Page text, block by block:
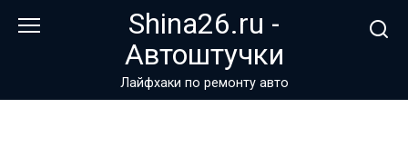
Shina26.ru -
Автоштучки
Лайфхаки по ремонту авто